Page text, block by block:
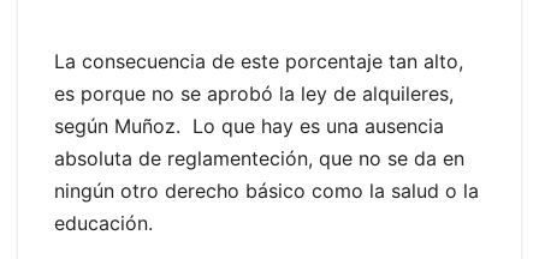
La consecuencia de este porcentaje tan alto,
es porque no se aprobó la ley de alquileres,
según Muñoz. Lo que hay es una ausencia
absoluta de reglamenteción, que no se da en
ningún otro derecho básico como la salud o la
educación.